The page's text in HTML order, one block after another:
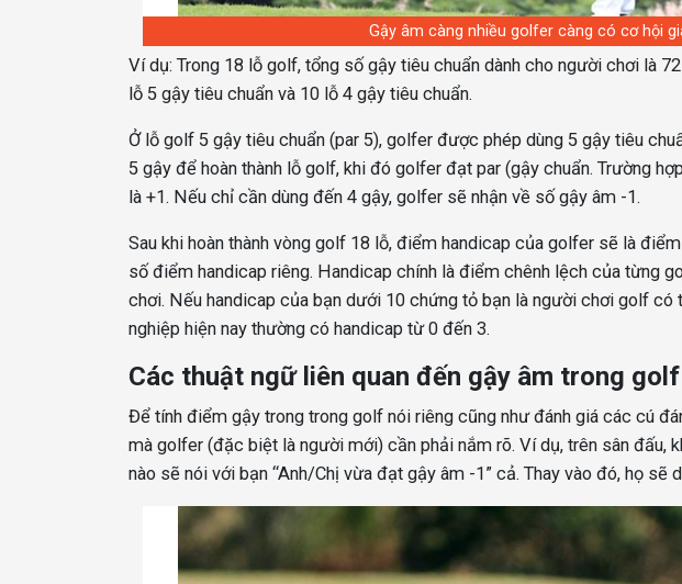
Gậy âm càng nhiều golfer càng có cơ hội
Ví dụ: Trong 18 lỗ golf, tổng số gậy tiêu chuẩn dành cho người chơi là
lỗ 5 gậy tiêu chuẩn và 10 lỗ 4 gậy tiêu chuẩn.
Ở lỗ golf 5 gậy tiêu chuẩn (par 5), golfer được phép dùng 5 gậy tiêu
5 gậy để hoàn thành lỗ golf, khi đó golfer đạt par (gậy chuẩn. Trường
là +1. Nếu chỉ cần dùng đến 4 gậy, golfer sẽ nhận về số gậy âm -1.
Sau khi hoàn thành vòng golf 18 lỗ, điểm handicap của golfer sẽ là
số điểm handicap riêng. Handicap chính là điểm chênh lệch của từng
chơi. Nếu handicap của bạn dưới 10 chứng tỏ bạn là người chơi golf có
nghiệp hiện nay thường có handicap từ 0 đến 3.
Các thuật ngữ liên quan đến gậy âm trong golf
Để tính điểm gậy trong trong golf nói riêng cũng như đánh giá các cú
mà golfer (đặc biệt là người mới) cần phải nắm rõ. Ví dụ, trên sân đấu,
nào sẽ nói với bạn “Anh/Chị vừa đạt gậy âm -1” cả. Thay vào đó, họ sẽ